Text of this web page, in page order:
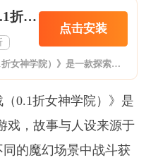
女神保卫战0.1折女神学院
点击安装
《女神保卫战（0.1折女神学院）》是一款探索卡牌rpg玩法的战斗游戏，故事与人设来源于原创日系风格设定。玩家在不同的魔幻场景中战斗获取宝藏，玩家通过搭配合适阵容，解锁关卡深入了解故事背景，故事从玩家穿越到异世界开始，结识了各种不同性格的伙伴，与伙伴们经历磨难与坎坷，最终成为强大的冒险者。战斗轻松休闲，技能酷炫闪耀，丰富的战斗关卡带给玩家享受的游戏体验。
0.1折女神学院）》是
戏，故事与人设来源于
的魔幻场景中战斗获